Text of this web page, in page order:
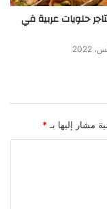
4 متاجر حلويات عربية في
مشار إليها بـ *